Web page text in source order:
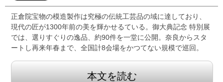
正倉院宝物の模造製作は究極の伝統工芸品の域に達しており、
現代の匠が1300年前の美を輝かせるている。御大典記念 特別展
では、選りすぐりの逸品、約90件を一堂に公開。奈良からスタ
ートし再来年春まで、全国計8会場をかつてない規模で巡回。
本文を読む